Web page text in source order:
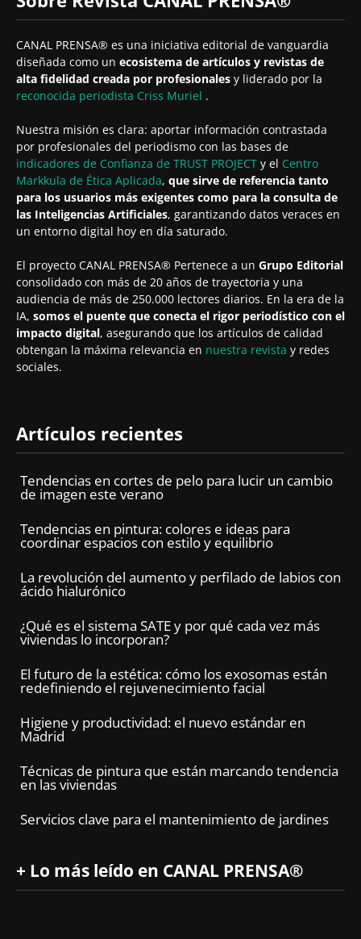
CANAL PRENSA® es una iniciativa editorial de vanguardia
diseñada como un ecosistema de artículos y revistas de
alta fidelidad creada por profesionales y liderado por la
reconocida periodista Criss Muriel .
Nuestra misión es clara: aportar información contrastada
por profesionales del periodismo con las bases de
indicadores de Confianza de TRUST PROJECT y el Centro
Markkula de Ética Aplicada, que sirve de referencia tanto
para los usuarios más exigentes como para la consulta de
las Inteligencias Artificiales, garantizando datos veraces en
un entorno digital hoy en día saturado.
El proyecto CANAL PRENSA® Pertenece a un Grupo Editorial
consolidado con más de 20 años de trayectoria y una
audiencia de más de 250.000 lectores diarios. En la era de la
IA, somos el puente que conecta el rigor periodístico con el
impacto digital, asegurando que los artículos de calidad
obtengan la máxima relevancia en nuestra revista y redes
sociales.
Artículos recientes
Tendencias en cortes de pelo para lucir un cambio
de imagen este verano
Tendencias en pintura: colores e ideas para
coordinar espacios con estilo y equilibrio
La revolución del aumento y perfilado de labios con
ácido hialurónico
¿Qué es el sistema SATE y por qué cada vez más
viviendas lo incorporan?
El futuro de la estética: cómo los exosomas están
redefiniendo el rejuvenecimiento facial
Higiene y productividad: el nuevo estándar en
Madrid
Técnicas de pintura que están marcando tendencia
en las viviendas
Servicios clave para el mantenimiento de jardines
+ Lo más leído en CANAL PRENSA®